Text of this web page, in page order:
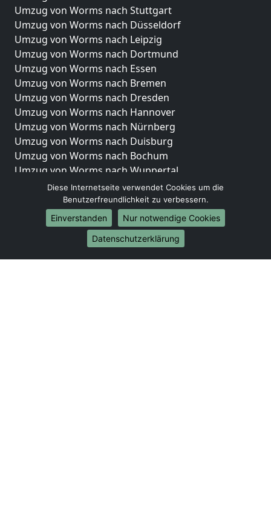
Umzug von Worms nach Stuttgart
Umzug von Worms nach Düsseldorf
Umzug von Worms nach Leipzig
Umzug von Worms nach Dortmund
Umzug von Worms nach Essen
Umzug von Worms nach Bremen
Umzug von Worms nach Dresden
Umzug von Worms nach Hannover
Umzug von Worms nach Nürnberg
Umzug von Worms nach Duisburg
Umzug von Worms nach Bochum
Umzug von Worms nach Wuppertal
Umzug von Worms nach Bielefeld
Umzug von Worms nach Bonn
Umzug von Worms nach Münster
Internationale-Umzüge
Umzug von Worms nach Brasilien
Diese Internetseite verwendet Cookies um die
Benutzerfreundlichkeit zu verbessern.
Einverstanden
Nur notwendige Cookies
Datenschutzerklärung